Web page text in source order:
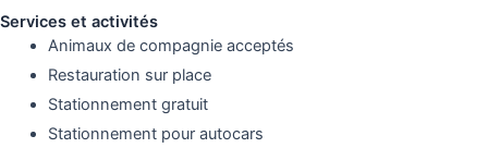
Services et activités
Animaux de compagnie acceptés
Restauration sur place
Stationnement gratuit
Stationnement pour autocars